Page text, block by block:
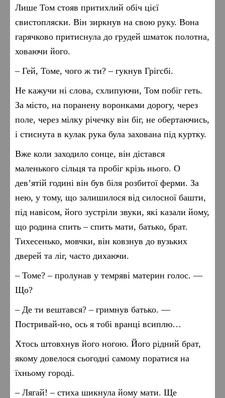
Лише Том стояв притихлий обіч цієї
свистопляски. Він зиркнув на свою руку. Вона
гарячково притиснула до грудей шматок полотна,
ховаючи його.
– Гей, Томе, чого ж ти? – гукнув Грігсбі.
Не кажучи ні слова, схлипуючи, Том побіг геть.
За місто, на поранену воронками дорогу, через
поле, через мілку річечку він біг, не обертаючись,
і стиснута в кулак рука була захована під куртку.
Вже коли заходило сонце, він дістався
маленького сільця та пробіг крізь нього. О
дев’ятій годині він був біля розбитої ферми. За
нею, у тому, що залишилося від силосної башти,
під навісом, його зустріли звуки, які казали йому,
що родина спить – спить мати, батько, брат.
Тихесенько, мовчки, він ковзнув до вузьких
дверей та ліг, часто дихаючи.
– Томе? – пролунав у темряві материн голос. —
Що?
– Де ти вештався? – гримнув батько. —
Постривай-но, ось я тобі вранці всиплю…
Хтось штовхнув його ногою. Його рідний брат,
якому довелося сьогодні самому поратися на
їхньому городі.
– Лягай! – стиха шикнула йому мати. Ще